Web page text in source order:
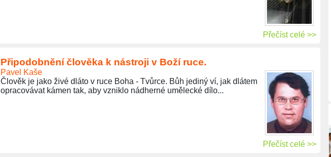
Přečíst celé >>
Připodobnění člověka k nástroji v Boží ruce.
Pavel Kaše
Člověk je jako živé dláto v ruce Boha - Tvůrce. Bůh jediný ví, jak dlátem
opracovávat kámen tak, aby vzniklo nádherné umělecké dílo...
Přečíst celé >>